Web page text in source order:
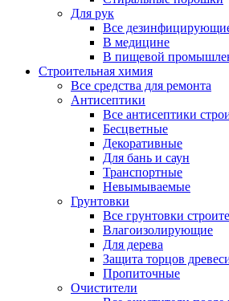
Для рук
Все
В медицине
В пищевой
Строительная химия
Все средства для ремонта
Антисептики
Все антисептики
Бесцветные
Декоративные
Для бань и саун
Транспортные
Невымываемые
Грунтовки
Все грунтовки
Влагоизолирующие
Для дерева
Защита торцов
Пропиточные
Очистители